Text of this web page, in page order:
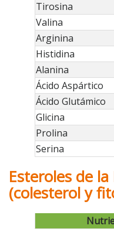
Tirosina
Valina
Arginina
Histidina
Alanina
Ácido Aspártico
Ácido Glutámico
Glicina
Prolina
Serina
Esteroles de
(colesterol y